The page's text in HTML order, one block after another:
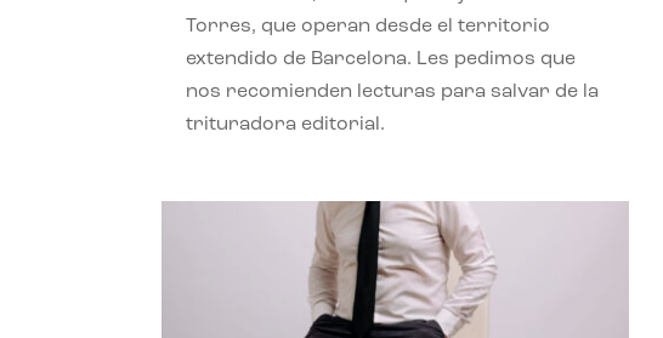
Torres, que operan desde el territorio
extendido de Barcelona. Les pedimos que
nos recomienden lecturas para salvar de la
trituradora editorial.